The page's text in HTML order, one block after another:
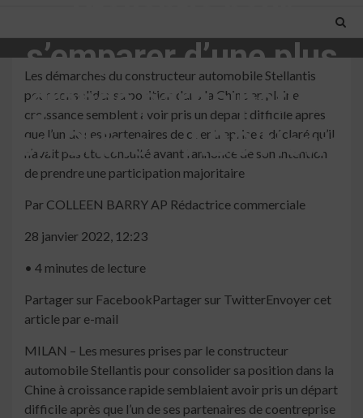
s’emparer d’une plus
grande participation
en Chine – ABC News
Les démarches du constructeur automobile Stellantis
pour consolider sa position dans la Chine en pleine
croissance semblent avoir pris un départ difficile après
que l’un de ses partenaires de coentreprise a déclaré qu’il
n’avait pas été consulté avant l’annonce de son intention
de prendre une participation majoritaire
Par COLLEEN BARRY AP Rédactrice commerciale
28 janvier 2022, 12:23
• 4 minutes de lecture
Partager sur FacebookPartager sur TwitterEnvoyer cet
article par e-mail
MILAN – Les mesures prises par le constructeur
automobile Stellantis pour consolider sa position dans la
Chine à croissance rapide semblaient avoir pris un départ
difficile après que l’un de ses partenaires de coentreprise